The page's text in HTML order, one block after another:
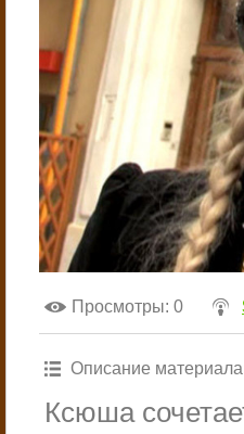
Просмотры: 0
Описание материала
Ксюша